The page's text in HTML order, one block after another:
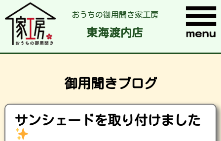
おうちの御用聞き家工房
東海渡内店
御用聞きブログ
サンシェードを取り付けました